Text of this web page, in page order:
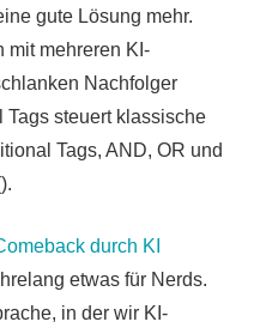
gute Lösung mehr.
mit mehreren KI-
Nachfolger
steuert klassische
Tags, AND, OR und
durch KI
etwas für Nerds.
in der wir KI-